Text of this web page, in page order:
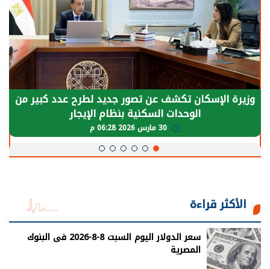
وزيرة الإسكان تكشف عن تصور جديد لطرح عدد كبير من
الوحدات السكنية بنظام الإيجار
الأكثر قراءة
سعر الدولار اليوم السبت 8-8-2026 فى البنوك
المصرية